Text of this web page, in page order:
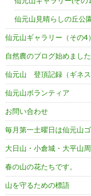
仙元山見晴らしの丘公
仙元山ギャラリー（その4）
自然農のブログ始めました
仙元山 登頂記録（ギネス
仙元山ボランティア
お問い合わせ
毎月第一土曜日は仙元山
大日山・小倉城・大平山
春の山の花たちです。
山を守るための標語